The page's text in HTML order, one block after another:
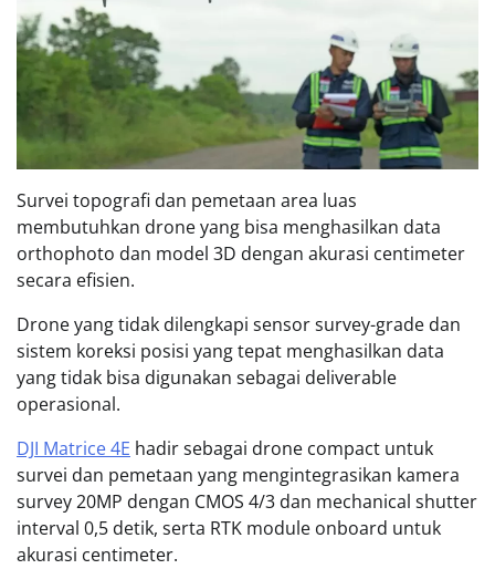
Survei topografi dan pemetaan area luas
membutuhkan drone yang bisa menghasilkan data
orthophoto dan model 3D dengan akurasi centimeter
secara efisien.
Drone yang tidak dilengkapi sensor survey-grade dan
sistem koreksi posisi yang tepat menghasilkan data
yang tidak bisa digunakan sebagai deliverable
operasional.
DJI Matrice 4E hadir sebagai drone compact untuk
survei dan pemetaan yang mengintegrasikan kamera
survey 20MP dengan CMOS 4/3 dan mechanical shutter
interval 0,5 detik, serta RTK module onboard untuk
akurasi centimeter.